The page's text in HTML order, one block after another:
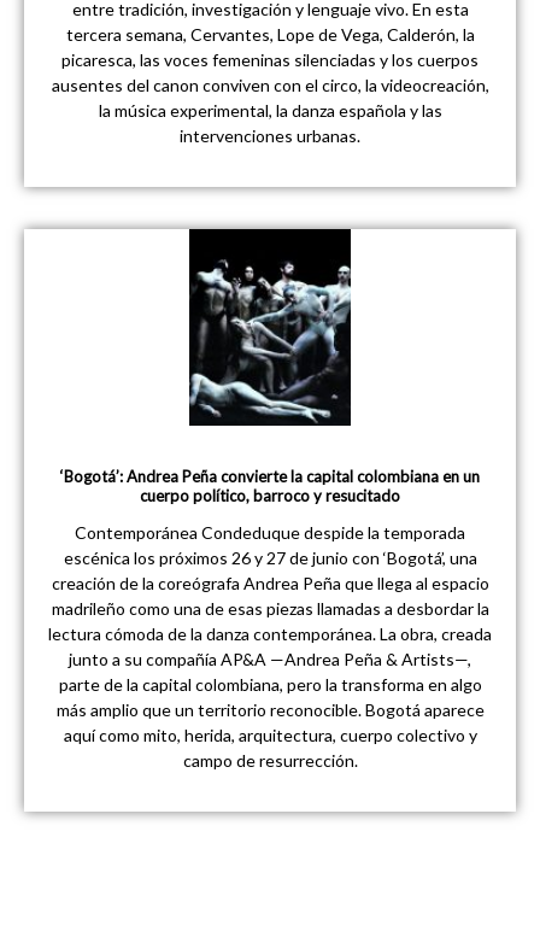
entre tradición, investigación y lenguaje vivo. En esta
tercera semana, Cervantes, Lope de Vega, Calderón, la
picaresca, las voces femeninas silenciadas y los cuerpos
ausentes del canon conviven con el circo, la videocreación,
la música experimental, la danza española y las
intervenciones urbanas.
‘Bogotá’: Andrea Peña convierte la capital colombiana en un
cuerpo político, barroco y resucitado
Contemporánea Condeduque despide la temporada
escénica los próximos 26 y 27 de junio con ‘Bogotá’, una
creación de la coreógrafa Andrea Peña que llega al espacio
madrileño como una de esas piezas llamadas a desbordar la
lectura cómoda de la danza contemporánea. La obra, creada
junto a su compañía AP&A —Andrea Peña & Artists—,
parte de la capital colombiana, pero la transforma en algo
más amplio que un territorio reconocible. Bogotá aparece
aquí como mito, herida, arquitectura, cuerpo colectivo y
campo de resurrección.